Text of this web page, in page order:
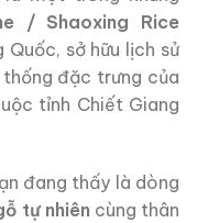
/ Shaoxing Rice
sở hữu lịch sử
thống đặc trưng của
tỉnh Chiết Giang
đang thấy là dòng
tự nhiên cùng thân